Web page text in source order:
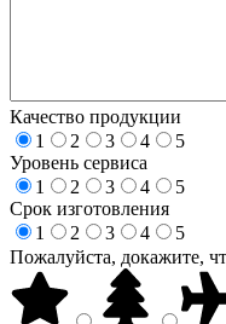
Качество продукции
1
2 3 4
5
Уровень сервиса
1
2 3 4
5
Срок изготовления
1
2 3 4
5
Пожалуйста, докажите,